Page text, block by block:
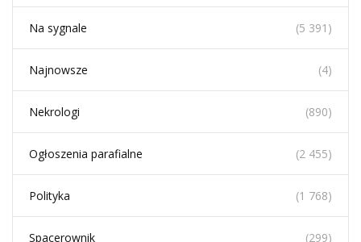
Na sygnale (5 391)
Najnowsze (4)
Nekrologi (890)
Ogłoszenia parafialne (2 455)
Polityka (1 768)
Spacerownik (299)